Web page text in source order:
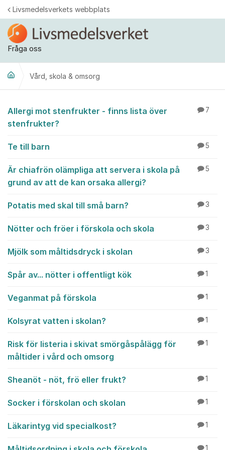
Hoppa till innehåll
Fråga oss
Livsmedelsverkets webbplats
Vård, skola & omsorg
Vård, skola & omsorg
Allergi mot stenfrukter - finns lista över
stenfrukter?
7
Te till barn 5
Är chiafrön olämpliga att servera i skola på
grund av att de kan orsaka allergi?
5
Potatis med skal till små barn? 3
Nötter och fröer i förskola och skola 3
Mjölk som måltidsdryck i skolan 3
Spår av... nötter i offentligt kök 1
Veganmat på förskola 1
Kolsyrat vatten i skolan? 1
Risk för listeria i skivat smörgåspålägg för
måltider i vård och omsorg
1
Sheanöt - nöt, frö eller frukt? 1
Socker i förskolan och skolan 1
Läkarintyg vid specialkost? 1
1